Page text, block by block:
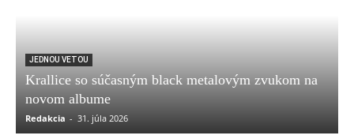
JEDNOU VETOU
Krallice so súčasným black metalovým zvukom na
novom albume
Redakcia - 31. júla 2026